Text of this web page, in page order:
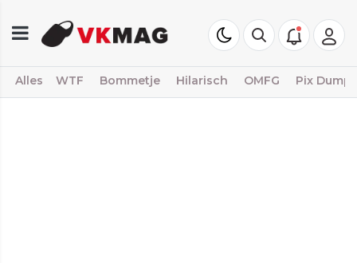
Alles WTF Bommetje Hilarisch OMFG Pix Dump